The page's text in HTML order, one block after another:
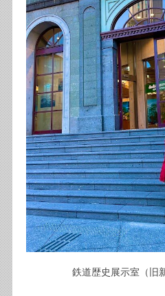
鉄道歴史展示室（旧